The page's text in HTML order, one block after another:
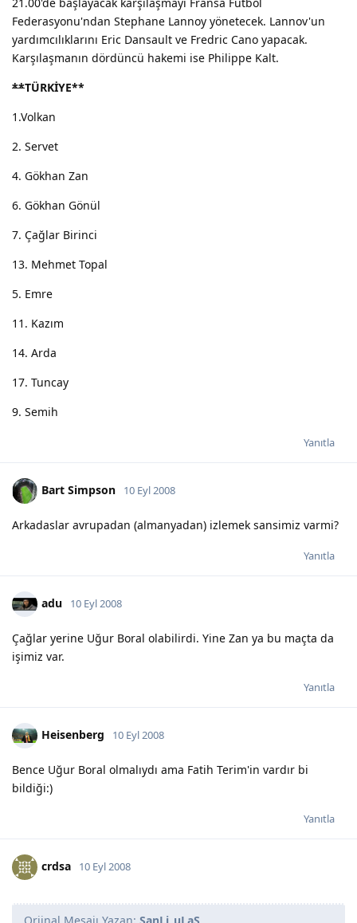
Federasyonu'ndan Stephane Lannoy yönetecek. Lannov'un
yardımcılıklarını Eric Dansault ve Fredric Cano yapacak.
Karşılaşmanın dördüncü hakemi ise Philippe Kalt.
**TÜRKİYE**
1.Volkan
2. Servet
4. Gökhan Zan
6. Gökhan Gönül
7. Çağlar Birinci
13. Mehmet Topal
5. Emre
11. Kazım
14. Arda
17. Tuncay
9. Semih
Yanıtla
Bart Simpson 10 Eyl 2008
Arkadaslar avrupadan (almanyadan) izlemek sansimiz varmi?
Yanıtla
adu 10 Eyl 2008
Çağlar yerine Uğur Boral olabilirdi. Yine Zan ya bu maçta da
işimiz var.
Yanıtla
Heisenberg 10 Eyl 2008
Bence Uğur Boral olmalıydı ama Fatih Terim'in vardır bi
bildiği:)
Yanıtla
crdsa 10 Eyl 2008